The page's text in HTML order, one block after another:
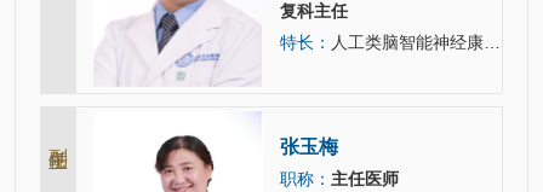
复科主任
特长： 人工类脑智能神经康复，神经变性病，脑血管病。
张玉梅
职称： 主任医师